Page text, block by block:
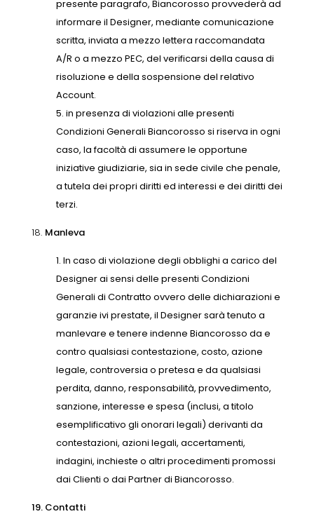
presente paragrafo, Biancorosso provvederà ad
informare il Designer, mediante comunicazione
scritta, inviata a mezzo lettera raccomandata
A/R o a mezzo PEC, del verificarsi della causa di
risoluzione e della sospensione del relativo
Account.
in presenza di violazioni alle presenti
Condizioni Generali Biancorosso si riserva in ogni
caso, la facoltà di assumere le opportune
iniziative giudiziarie, sia in sede civile che penale,
a tutela dei propri diritti ed interessi e dei diritti dei
terzi.
18. Manleva
In caso di violazione degli obblighi a carico del
Designer ai sensi delle presenti Condizioni
Generali di Contratto ovvero delle dichiarazioni e
garanzie ivi prestate, il Designer sarà tenuto a
manlevare e tenere indenne Biancorosso da e
contro qualsiasi contestazione, costo, azione
legale, controversia o pretesa e da qualsiasi
perdita, danno, responsabilità, provvedimento,
sanzione, interesse e spesa (inclusi, a titolo
esemplificativo gli onorari legali) derivanti da
contestazioni, azioni legali, accertamenti,
indagini, inchieste o altri procedimenti promossi
dai Clienti o dai Partner di Biancorosso.
19. Contatti